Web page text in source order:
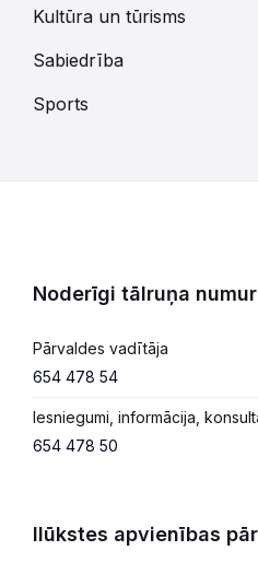
Kultūra un tūrisms
Sabiedrība
Sports
Noderīgi tālruņa
Pārvaldes vadītāja
654 478 54
Iesniegumi, informācija,
654 478 50
Ilūkstes apvienības